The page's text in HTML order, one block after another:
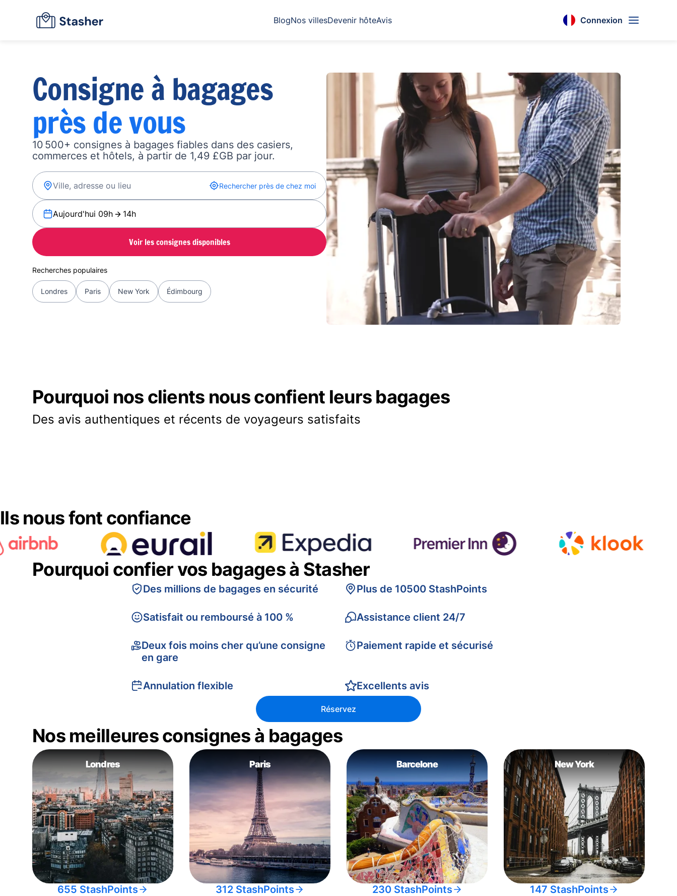
BlogNos villesDevenir hôteAvis Connexion
Consigne à bagages
près de vous
10 500+ consignes à bagages fiables dans des casiers,
commerces et hôtels, à partir de 1,49 £GB par jour.
Rechercher près de chez moi
Aujourd'hui 09h 14h
Voir les consignes disponibles
Recherches populaires
Londres Paris New York Édimbourg
Pourquoi nos clients nous confient leurs bagages
Des avis authentiques et récents de voyageurs satisfaits
Ils nous font confiance
Pourquoi confier vos bagages à Stasher
Des millions de bagages en sécurité
Satisfait ou remboursé à 100 %
Deux fois moins cher qu’une consigne
en gare
Annulation flexible
Plus de 10500 StashPoints
Assistance client 24/7
Paiement rapide et sécurisé
Excellents avis
Réservez
Nos meilleures consignes à bagages
Londres
655 StashPoints
Paris
312 StashPoints
Barcelone
230 StashPoints
New York
147 StashPoints